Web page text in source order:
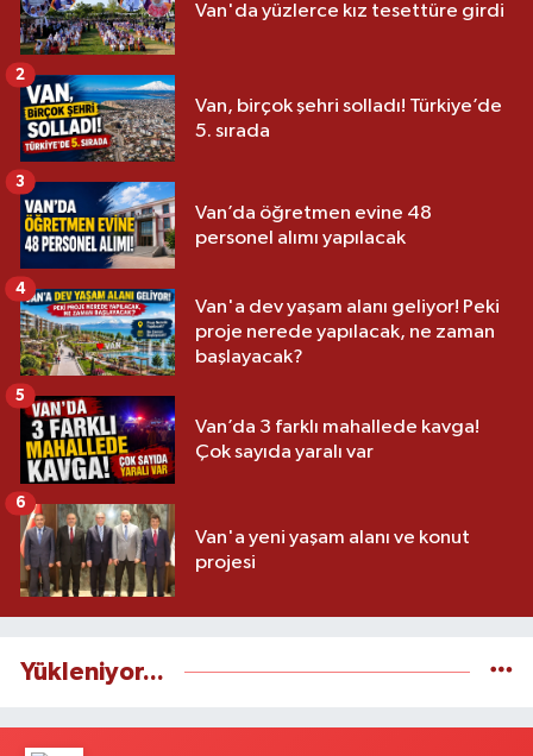
Van'da yüzlerce kız tesettüre girdi
Van, birçok şehri solladı! Türkiye’de
5. sırada
2
Van’da öğretmen evine 48
personel alımı yapılacak
3
Van'a dev yaşam alanı geliyor! Peki
proje nerede yapılacak, ne zaman
başlayacak?
4
Van’da 3 farklı mahallede kavga!
Çok sayıda yaralı var
5
Van'a yeni yaşam alanı ve konut
projesi
6
Yükleniyor...